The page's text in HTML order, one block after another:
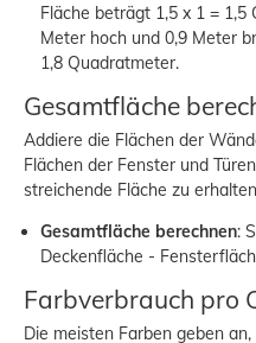
Fläche beträgt 1,5 x 1 = 1,5
Meter hoch und 0,9 Meter
1,8 Quadratmeter.
Gesamtfläche
Addiere die Flächen der
Flächen der Fenster und
streichende Fläche zu
Gesamtfläche berechnen:
Deckenfläche -
Farbverbrauch pro
Die meisten Farben geben